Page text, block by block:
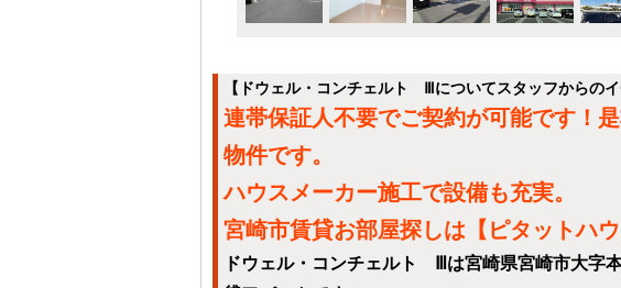
【ドウェル・コンチェルト Ⅲについてスタッフからのイ
連帯保証人不要でご契約が可能です！
物件です。
ハウスメーカー施工で設備も充実。
宮崎市賃貸お部屋探しは【ピタットハ
ドウェル・コンチェルト Ⅲは宮崎県宮崎市大